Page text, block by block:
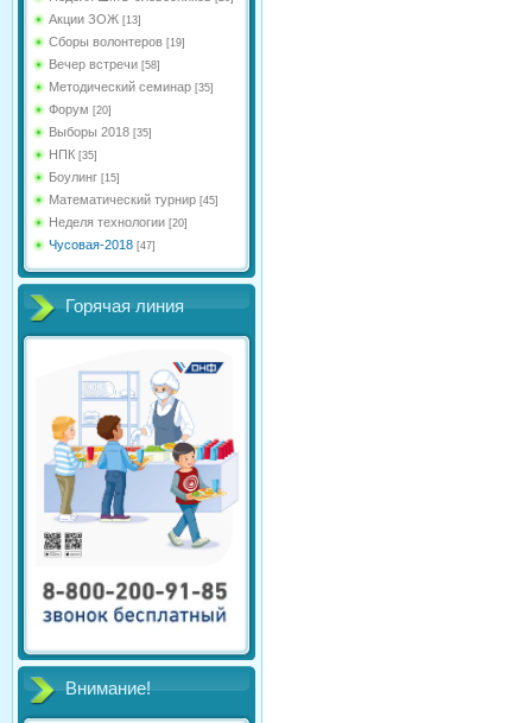
Акции ЗОЖ [13]
Сборы волонтеров [19]
Вечер встречи [58]
Методический семинар [35]
Форум [20]
Выборы 2018 [35]
НПК [35]
Боулинг [15]
Математический турнир [45]
Неделя технологии [20]
Чусовая-2018 [47]
Горячая линия
Внимание!